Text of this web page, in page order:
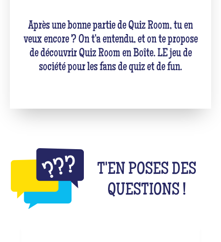
Après une bonne partie de Quiz Room, tu en
veux encore ? On t'a entendu, et on te propose
de découvrir Quiz Room en Boîte. LE jeu de
société pour les fans de quiz et de fun.
T'EN POSES DES
QUESTIONS !